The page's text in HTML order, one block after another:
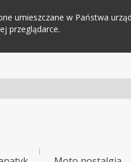
umieszczane w Państwa
przeglądarce.